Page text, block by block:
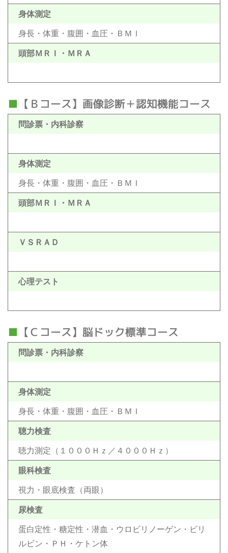
身体測定
身長・体重・腹囲・血圧・ＢＭＩ
頭部ＭＲＩ・ＭＲＡ
【Ｂコース】画像診断＋認知機能コース
問診票・内科診察
身体測定
身長・体重・腹囲・血圧・ＢＭＩ
頭部ＭＲＩ・ＭＲＡ
ＶＳＲＡＤ
心理テスト
【Ｃコース】脳ドック標準コース
問診票・内科診察
身体測定
身長・体重・腹囲・血圧・ＢＭＩ
聴力検査
聴力測定（１０００Ｈｚ／４０００Ｈｚ）
眼科検査
視力・眼底検査（両眼）
尿検査
蛋白定性・糖定性・潜血・ウロビリノーゲン・ビリ
ルビン・ＰＨ・ケトン体